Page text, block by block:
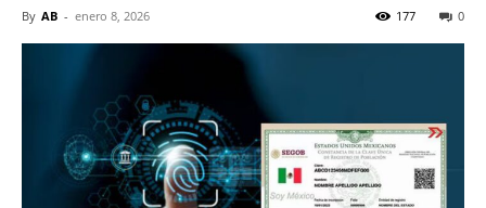
By AB - enero 8, 2026 0
177